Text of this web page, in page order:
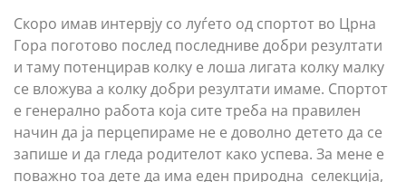
Скоро имав интервју со луѓето од спортот во Црна
Гора поготово послед последниве добри резултати
и таму потенцирав колку е лоша лигата колку малку
се вложува а колку добри резултати имаме. Спортот
е генерално работа која сите треба на правилен
начин да ја перцепираме не е доволно детето да се
запише и да гледа родителот како успева. За мене е
поважно тоа дете да има еден природна селекција,